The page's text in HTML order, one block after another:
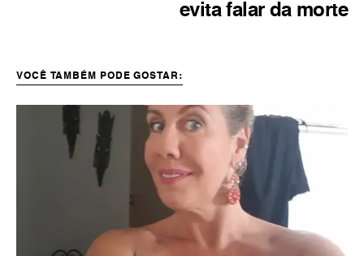
evita falar da morte
VOCÊ TAMBÉM PODE GOSTAR: